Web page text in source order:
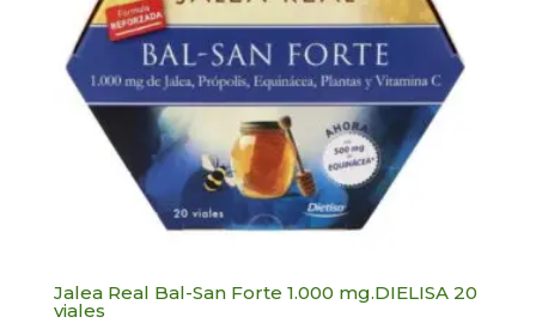
Jalea Real Bal-San Forte 1.000 mg.DIELISA 20
viales